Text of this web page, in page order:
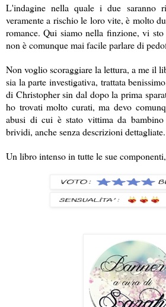
L'indagine nella quale i due saranno
veramente a rischio le loro vite, è molto
romance. Qui siamo nella finzione, vi
non è comunque mai facile parlare di
Non voglio scoraggiare la lettura, a me il
sia la parte investigativa, trattata
di Christopher sin dal dopo la prima
ho trovati molto curati, ma devo
abusi di cui è stato vittima da
brividi, anche senza descrizioni dettagliate.
Un libro intenso in tutte le sue